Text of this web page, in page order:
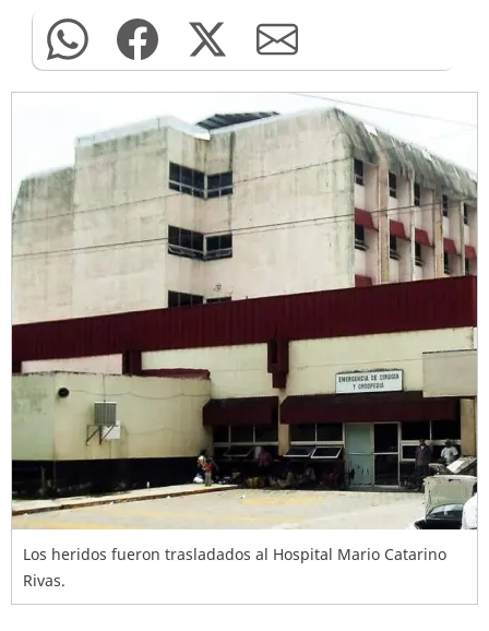
Los heridos fueron trasladados al Hospital Mario Catarino
Rivas.